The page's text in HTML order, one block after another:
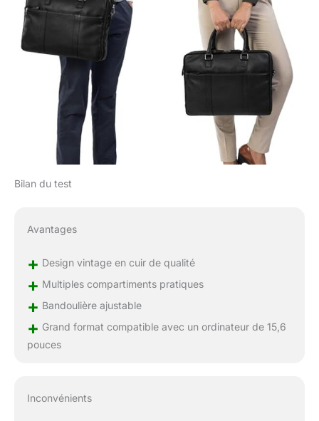
Bilan du test
Avantages
+ Design vintage en cuir de qualité
+ Multiples compartiments pratiques
+ Bandoulière ajustable
+ Grand format compatible avec un ordinateur de 15,6
pouces
Inconvénients